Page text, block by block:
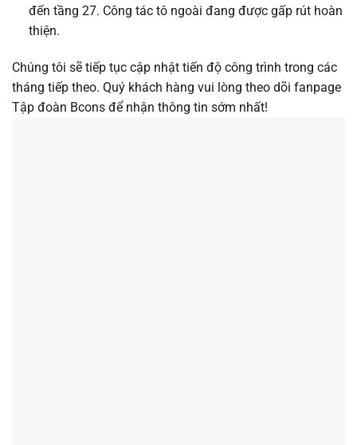
đến tầng 27. Công tác tô ngoài đang được gấp rút hoàn
thiện.
Chúng tôi sẽ tiếp tục cập nhật tiến độ công trình trong các
tháng tiếp theo. Quý khách hàng vui lòng theo dõi fanpage
Tập đoàn Bcons để nhận thông tin sớm nhất!